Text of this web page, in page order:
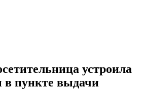
устроила
в пункте выдачи